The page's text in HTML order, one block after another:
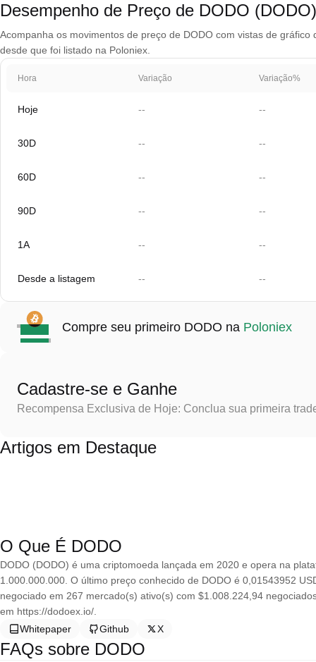
Desempenho de Preço de DODO (DODO)
Acompanha os movimentos de preço de DODO com vistas de
desde que foi listado na Poloniex.
Hora Variação Variação%
Hoje -- --
30D -- --
60D -- --
90D -- --
1A -- --
Desde a listagem -- --
Compre seu primeiro DODO na Poloniex
Cadastre-se e Ganhe
Recompensa Exclusiva de Hoje: Conclua sua primeira
Artigos em Destaque
O Que É DODO
DODO (DODO) é uma criptomoeda lançada em 2020 e opera na
1.000.000.000. O último preço conhecido de DODO é 0,01543952
negociado em 267 mercado(s) ativo(s) com $1.008.224,94
em https://dodoex.io/.
Whitepaper
Github X
FAQs sobre DODO